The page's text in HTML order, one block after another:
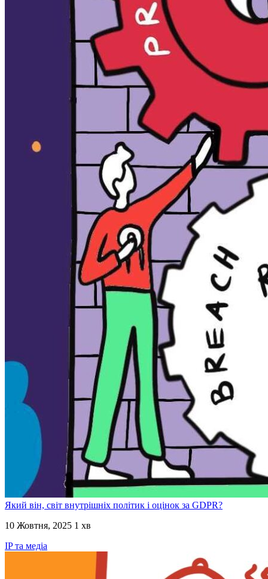
Який він, світ внутрішніх політик і оцінок за GDPR?
10 Жовтня, 2025 1 хв
IP та медіа